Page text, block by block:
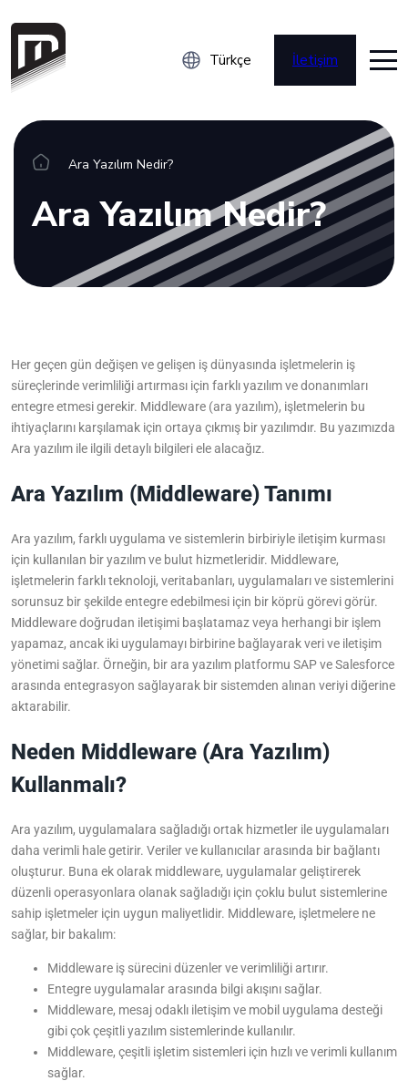
Türkçe İletişim
Entegrasyonlar
Konnektörler
Blog
Wiki
Hakkımızda
Ara Yazılım Nedir?
Ara Yazılım Nedir?
Her geçen gün değişen ve gelişen iş dünyasında işletmelerin iş
süreçlerinde verimliliği artırması için farklı yazılım ve donanımları
entegre etmesi gerekir. Middleware (ara yazılım), işletmelerin bu
ihtiyaçlarını karşılamak için ortaya çıkmış bir yazılımdır. Bu yazımızda
Ara yazılım ile ilgili detaylı bilgileri ele alacağız.
Ara Yazılım (Middleware) Tanımı
Ara yazılım, farklı uygulama ve sistemlerin birbiriyle iletişim kurması
için kullanılan bir yazılım ve bulut hizmetleridir. Middleware,
işletmelerin farklı teknoloji, veritabanları, uygulamaları ve sistemlerini
sorunsuz bir şekilde entegre edebilmesi için bir köprü görevi görür.
Middleware doğrudan iletişimi başlatamaz veya herhangi bir işlem
yapamaz, ancak iki uygulamayı birbirine bağlayarak veri ve iletişim
yönetimi sağlar. Örneğin, bir ara yazılım platformu SAP ve Salesforce
arasında entegrasyon sağlayarak bir sistemden alınan veriyi diğerine
aktarabilir.
Neden Middleware (Ara Yazılım)
Kullanmalı?
Ara yazılım, uygulamalara sağladığı ortak hizmetler ile uygulamaları
daha verimli hale getirir. Veriler ve kullanıcılar arasında bir bağlantı
oluşturur. Buna ek olarak middleware, uygulamalar geliştirerek
düzenli operasyonlara olanak sağladığı için çoklu bulut sistemlerine
sahip işletmeler için uygun maliyetlidir. Middleware, işletmelere ne
sağlar, bir bakalım:
Middleware iş sürecini düzenler ve verimliliği artırır.
Entegre uygulamalar arasında bilgi akışını sağlar.
Middleware, mesaj odaklı iletişim ve mobil uygulama desteği
gibi çok çeşitli yazılım sistemlerinde kullanılır.
Middleware, çeşitli işletim sistemleri için hızlı ve verimli kullanım
sağlar.